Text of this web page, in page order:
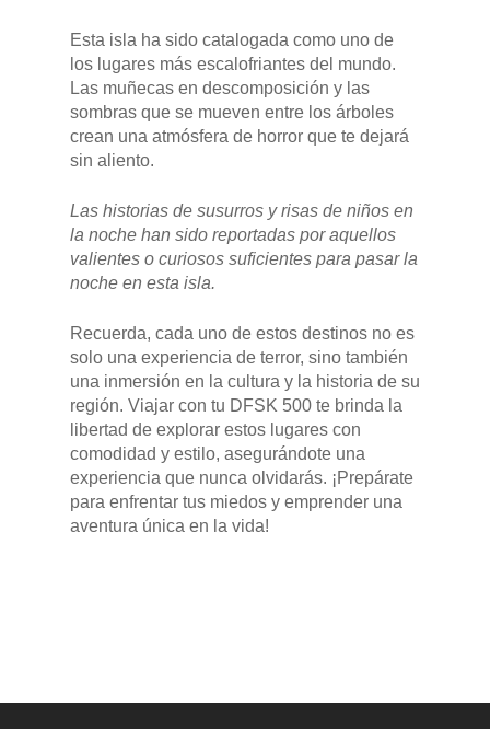
Esta isla ha sido catalogada como uno de
los lugares más escalofriantes del mundo.
Las muñecas en descomposición y las
sombras que se mueven entre los árboles
crean una atmósfera de horror que te dejará
sin aliento.
Las historias de susurros y risas de niños en
la noche han sido reportadas por aquellos
valientes o curiosos suficientes para pasar la
noche en esta isla.
Recuerda, cada uno de estos destinos no es
solo una experiencia de terror, sino también
una inmersión en la cultura y la historia de su
región. Viajar con tu DFSK 500 te brinda la
libertad de explorar estos lugares con
comodidad y estilo, asegurándote una
experiencia que nunca olvidarás. ¡Prepárate
para enfrentar tus miedos y emprender una
aventura única en la vida!